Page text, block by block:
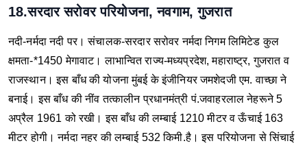
18.सरदार सरोवर परियोजना, नवगाम, गुजरात
नदी-नर्मदा नदी पर। संचालक-सरदार सरोवर नर्मदा निगम लिमिटेड कुल
क्षमता-*1450 मेगावाट। लाभान्वित राज्य-मध्यप्रदेश, महाराष्ट्र, गुजरात व
राजस्थान। इस बाँध की योजना मुंबई के इंजीनियर जमशेदजी एम. वाच्छा ने
बनाई। इस बाँध की नींव तत्कालीन प्रधानमंत्री पं.जवाहरलाल नेहरूने 5
अप्रैल 1961 को रखी। इस बाँध की लम्बाई 1210 मीटर व ऊँचाई 163
मीटर होगी। नर्मदा नहर की लम्बाई 532 किमी.है। इस परियोजना से सिंचाई